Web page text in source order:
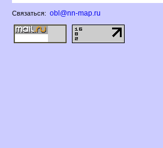
Связаться: obl@nn-map.ru